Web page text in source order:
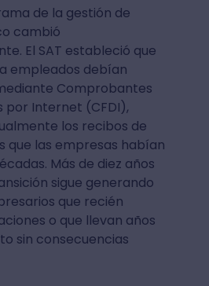
de la gestión de
cambió
El SAT estableció que
empleados debían
Comprobantes
por Internet (CFDI),
los recibos de
que las empresas habían
Más de diez años
sigue generando
que recién
o que llevan años
sin consecuencias